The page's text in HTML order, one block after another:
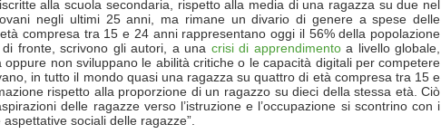
alla scuola secondaria, rispetto alla media di una ragazza su due nel
negli ultimi 25 anni, ma rimane un divario di genere a spese delle
compresa tra 15 e 24 anni rappresentano oggi il 56% della popolazione
fronte, scrivono gli autori, a una crisi di apprendimentoa livello globale,
non sviluppano le abilità critiche o le capacità digitali per competere
in tutto il mondo quasi una ragazza su quattro di età compresa tra 15 e
rispetto alla proporzione di un ragazzo su dieci della stessa età. Ciò
delle ragazze verso l’istruzione e l’occupazione si scontrino con i
sociali delle ragazze”.